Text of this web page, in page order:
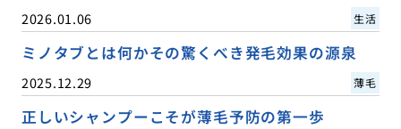
2026.01.06 生活
ミノタブとは何かその驚くべき発毛効果の源泉
2025.12.29 薄毛
正しいシャンプーこそが薄毛予防の第一歩